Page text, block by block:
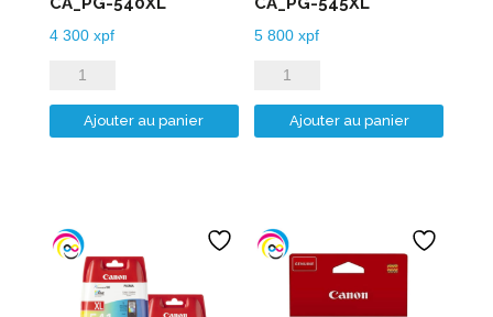
4 300 xpf
quantité
de
CA_PG-
Ajouter au panier
5 800xpf
quantité
de
CA_PG-
Ajouter au panier